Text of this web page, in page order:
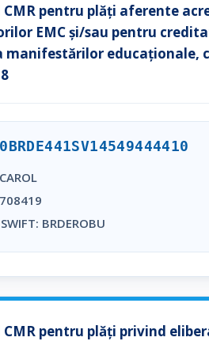
CMR pentru plăți aferente
EMC și/sau pentru
manifestărilor educaționale,
BRDEROBU
pentru plăți privind